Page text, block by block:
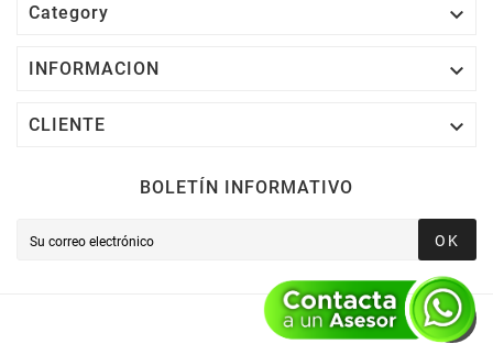
Category 
INFORMACION 
CLIENTE 
BOLETÍN INFORMATIVO
OK